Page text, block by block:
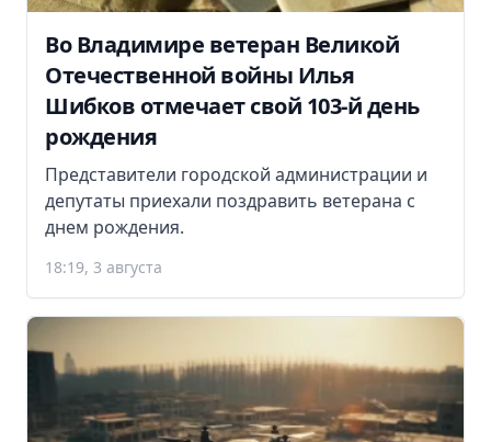
Во Владимире ветеран Великой
Отечественной войны Илья
Шибков отмечает свой 103-й день
рождения
Представители городской администрации и
депутаты приехали поздравить ветерана с
днем рождения.
18:19, 3 августа